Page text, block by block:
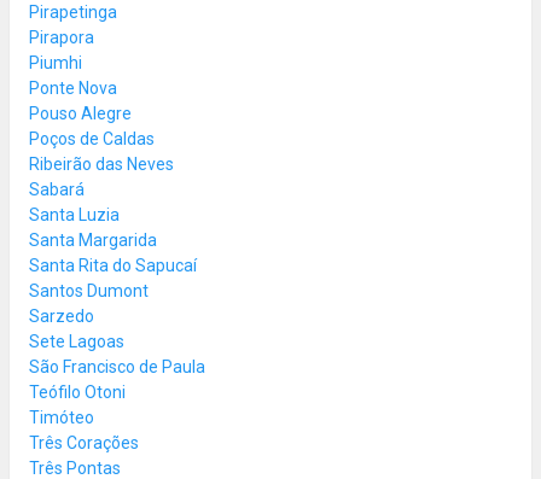
Pirapetinga
Pirapora
Piumhi
Ponte Nova
Pouso Alegre
Poços de Caldas
Ribeirão das Neves
Sabará
Santa Luzia
Santa Margarida
Santa Rita do Sapucaí
Santos Dumont
Sarzedo
Sete Lagoas
São Francisco de Paula
Teófilo Otoni
Timóteo
Três Corações
Três Pontas